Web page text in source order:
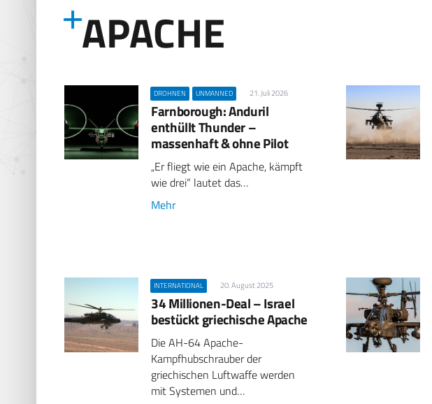
APACHE
DROHNEN UNMANNED 21. Juli 2026
Farnborough: Anduril
enthüllt Thunder –
massenhaft & ohne Pilot
„Er fliegt wie ein Apache, kämpft
wie drei“ lautet das…
Mehr
INTERNATIONAL 20. August 2025
34 Millionen-Deal – Israel
bestückt griechische Apache
Die AH-64 Apache-
Kampfhubschrauber der
griechischen Luftwaffe werden
mit Systemen und…